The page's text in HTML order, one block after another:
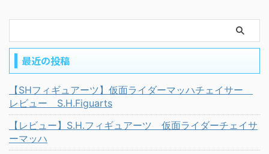
最近の投稿
【SHフィギュアーツ】仮面ライダーマッハチェイサー
レビュー S.H.Figuarts
【レビュー】S.H.フィギュアーツ 仮面ライダーチェイサ
ーマッハ